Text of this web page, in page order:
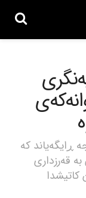
ڕایگەیاند کە
قەرزداری
کاتیشدا